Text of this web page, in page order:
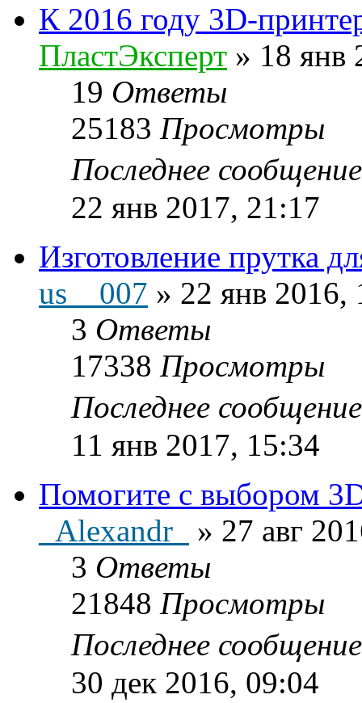
К 2016 году 3D-
ПластЭксперт » 18 янв
19 Ответы
25183 Просмотры
Последнее
22 янв 2017, 21:17
Изготовление прутка
us__007 » 22 янв 2016,
3 Ответы
17338 Просмотры
Последнее
11 янв 2017, 15:34
Помогите с выбором
_Alexandr_
» 27 авг
3 Ответы
21848 Просмотры
Последнее
30 дек 2016, 09:04